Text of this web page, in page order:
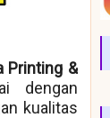
Printing &
dengan
kualitas